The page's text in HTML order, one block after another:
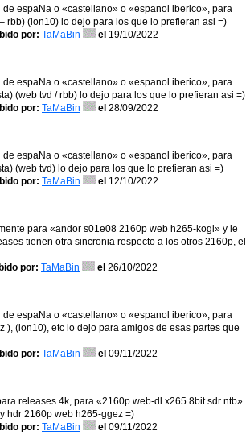
espaNa o «castellano» o «espanol iberico», para
rbb) (ion10) lo dejo para los que lo prefieran asi =)
por: TaMaBin el 19/10/2022
espaNa o «castellano» o «espanol iberico», para
(web tvd / rbb) lo dejo para los que lo prefieran asi =)
por: TaMaBin el 28/09/2022
espaNa o «castellano» o «espanol iberico», para
(web tvd) lo dejo para los que lo prefieran asi =)
por: TaMaBin el 12/10/2022
para «andor s01e08 2160p web h265-kogi» y le
tienen otra sincronia respecto a los otros 2160p, el
por: TaMaBin el 26/10/2022
espaNa o «castellano» o «espanol iberico», para
(ion10), etc lo dejo para amigos de esas partes que
por: TaMaBin el 09/11/2022
releases 4k, para «2160p web-dl x265 8bit sdr ntb»
hdr 2160p web h265-ggez =)
por: TaMaBin el 09/11/2022